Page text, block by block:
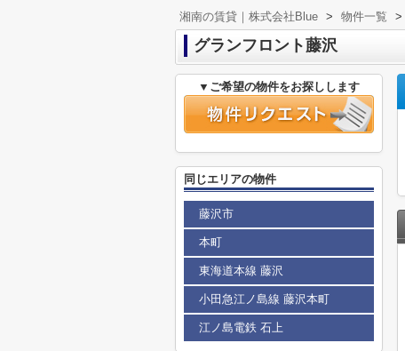
湘南の賃貸｜株式会社Blue > 物件一覧 >
グランフロント藤沢
▼ご希望の物件をお探しします
同じエリアの物件
藤沢市
本町
東海道本線 藤沢
小田急江ノ島線 藤沢本町
江ノ島電鉄 石上